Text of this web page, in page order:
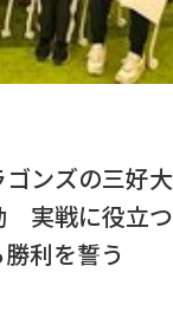
ンズの三好
実戦に役立
利を誓う